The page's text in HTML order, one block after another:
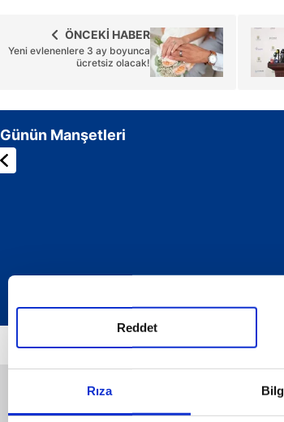
Rıza
Reddet
ÖNCEKİ HABER
Yeni evlenenlere 3 ay boyunca
ücretsiz olacak!
Günün Manşetleri